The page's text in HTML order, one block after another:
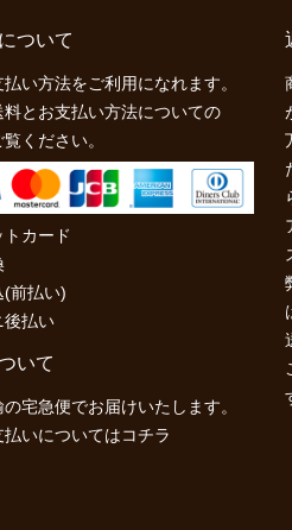
ついて
い方法をご利用になれます。
とお支払い方法についての
ください。
トカード
(前払い)
後払い
いて
宅急便でお届けいたします。
いについてはコチラ